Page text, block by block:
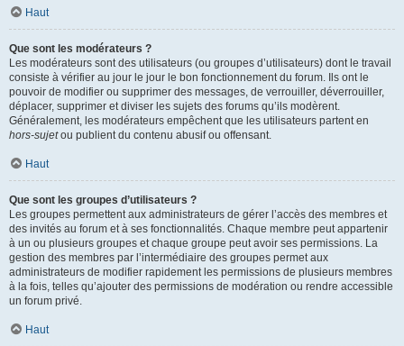
Haut
Que sont les modérateurs ?
Les modérateurs sont des utilisateurs (ou groupes d’utilisateurs) dont le travail
consiste à vérifier au jour le jour le bon fonctionnement du forum. Ils ont le
pouvoir de modifier ou supprimer des messages, de verrouiller, déverrouiller,
déplacer, supprimer et diviser les sujets des forums qu’ils modèrent.
Généralement, les modérateurs empêchent que les utilisateurs partent en
hors-sujetou publient du contenu abusif ou offensant.
Haut
Que sont les groupes d’utilisateurs ?
Les groupes permettent aux administrateurs de gérer l’accès des membres et
des invités au forum et à ses fonctionnalités. Chaque membre peut appartenir
à un ou plusieurs groupes et chaque groupe peut avoir ses permissions. La
gestion des membres par l’intermédiaire des groupes permet aux
administrateurs de modifier rapidement les permissions de plusieurs membres
à la fois, telles qu’ajouter des permissions de modération ou rendre accessible
un forum privé.
Haut